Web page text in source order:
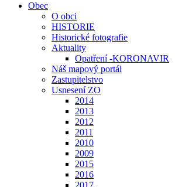
Obec
O obci
HISTORIE
Historické fotografie
Aktuality
Opatření -KORONAVIR
Náš mapový portál
Zastupitelstvo
Usnesení ZO
2014
2013
2012
2011
2010
2009
2015
2016
2017.